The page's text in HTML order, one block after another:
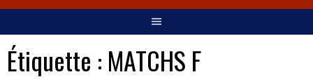
Étiquette : MATCHS F